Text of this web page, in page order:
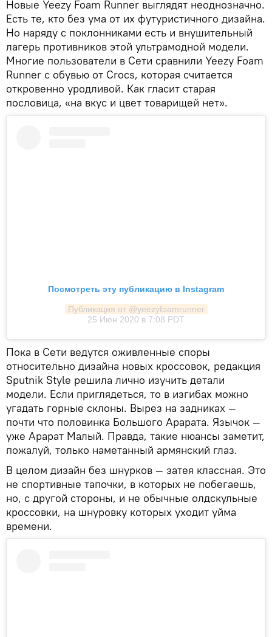
Новые Yeezy Foam Runner выглядят неоднозначно.
Есть те, кто без ума от их футуристичного дизайна.
Но наряду с поклонниками есть и внушительный
лагерь противников этой ультрамодной модели.
Многие пользователи в Сети сравнили Yeezy Foam
Runner c обувью от Crocs, которая считается
откровенно уродливой. Как гласит старая
пословица, «на вкус и цвет товарищей нет».
Посмотреть эту публикацию в Instagram
Публикация от @yeezyfoamrunner
25 Июн 2020 в 7:08 PDT
Пока в Сети ведутся оживленные споры
относительно дизайна новых кроссовок, редакция
Sputnik Style решила лично изучить детали
модели. Если приглядеться, то в изгибах можно
угадать горные склоны. Вырез на задниках —
почти что половинка Большого Арарата. Язычок —
уже Арарат Малый. Правда, такие нюансы заметит,
пожалуй, только наметанный армянский глаз.
В целом дизайн без шнурков — затея классная. Это
не спортивные тапочки, в которых не побегаешь,
но, с другой стороны, и не обычные олдскульные
кроссовки, на шнуровку которых уходит уйма
времени.